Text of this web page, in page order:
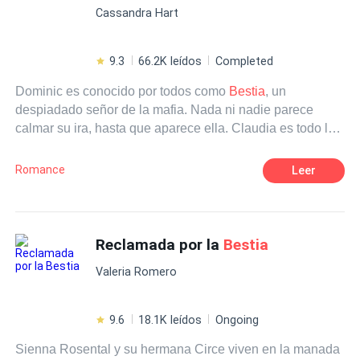
que no se vuelva a cruzar en su camino, pero por alguna
Cassandra Hart
9.3 66.2K leídos Completed
Dominic es conocido por todos como Bestia, un
despiadado señor de la mafia. Nada ni nadie parece
calmar su ira, hasta que aparece ella. Claudia es todo lo
como él...la mujer perfecta. Y aquel que tan siquiera la
mire mal, acaba muerto. Pero una mala decisión la aleja
demonios sino a la posibilidad de un futuro sin ella.El
peligro acecha a su mujer y él hará todo por mantenerla
segura porque nadie toca lo que le pertenece y sobrevive
Romance Leer
Reclamada por la Bestia
Valeria Romero
9.6 18.1K leídos Ongoing
Sienna Rosental y su hermana Circe viven en la manada